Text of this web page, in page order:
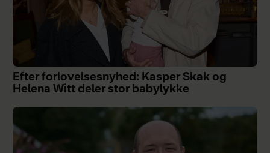
Efter forlovelsesnyhed: Kasper Skak og
Helena Witt deler stor babylykke